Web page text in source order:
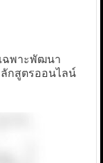
ฉพาะพัฒนา
กสูตรออนไลน์